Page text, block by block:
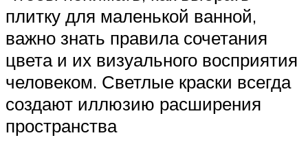
плитку для маленькой ванной,
важно знать правила сочетания
цвета и их визуального восприятия
человеком. Светлые краски всегда
создают иллюзию расширения
пространства